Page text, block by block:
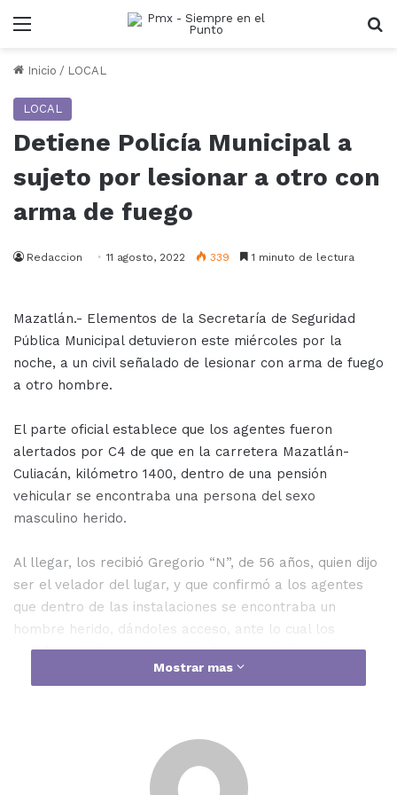
Menu
Inicio / LOCAL
LOCAL
Detiene Policía Municipal a
sujeto por lesionar a otro con
arma de fuego
Redaccion 11 agosto, 2022 339 1 minuto de lectura
Mazatlán.- Elementos de la Secretaría de Seguridad
Pública Municipal detuvieron este miércoles por la
noche, a un civil señalado de lesionar con arma de fuego
a otro hombre.
El parte oficial establece que los agentes fueron
alertados por C4 de que en la carretera Mazatlán-
Culiacán, kilómetro 1400, dentro de una pensión
vehicular se encontraba una persona del sexo
masculino herido.
Al llegar, los recibió Gregorio “N”, de 56 años, quien dijo
ser el velador del lugar, y que confirmó a los agentes
que dentro de las instalaciones se encontraba un
hombre herido, dándoles acceso, ante lo cual los
policías solicitaron el servicio de una ambulancia para
su atención y traslado a hospital.
Los municipales le encontraron en la bolsa del pantalón
una pistola calibre 22, con su respectivo cargador
abastecido de cinco cartuchos útiles
Mostrar mas